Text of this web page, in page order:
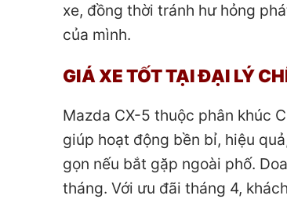
xe, đồng thời tránh hư hỏng
của mình.
GIÁ XE TỐT TẠI ĐẠI LÝ
Mazda CX-5 thuộc phân khúc
giúp hoạt động bền bỉ, hiệu
gọn nếu bắt gặp ngoài phố.
tháng. Với ưu đãi tháng 4,